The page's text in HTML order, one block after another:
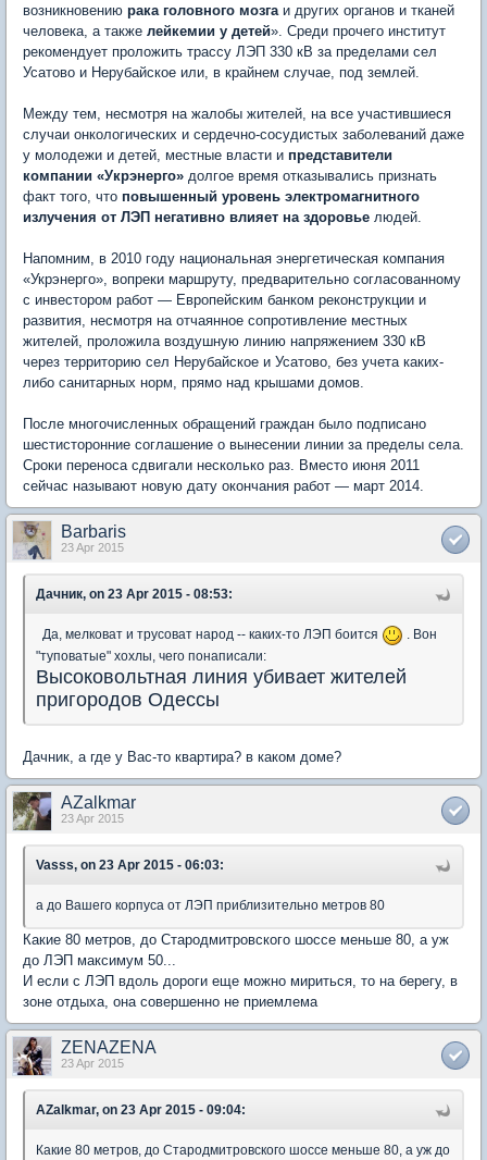
возникновению рака головного мозгаи других органов и тканей
человека, а также лейкемии у детей». Среди прочего институт
рекомендует проложить трассу ЛЭП 330 кВ за пределами сел
Усатово и Нерубайское или, в крайнем случае, под землей.
Между тем, несмотря на жалобы жителей, на все участившиеся
случаи онкологических и сердечно-сосудистых заболеваний даже
у молодежи и детей, местные власти и представители
компании «Укрэнерго» долгое время отказывались признать
факт того, что повышенный уровень электромагнитного
излучения от ЛЭП негативно влияет на здоровье людей.
Напомним, в 2010 году национальная энергетическая компания
«Укрэнерго», вопреки маршруту, предварительно согласованному
с инвестором работ — Европейским банком реконструкции и
развития, несмотря на отчаянное сопротивление местных
жителей, проложила воздушную линию напряжением 330 кВ
через территорию сел Нерубайское и Усатово, без учета каких-
либо санитарных норм, прямо над крышами домов.
После многочисленных обращений граждан было подписано
шестисторонние соглашение о вынесении линии за пределы села.
Сроки переноса сдвигали несколько раз. Вместо июня 2011
сейчас называют новую дату окончания работ — март 2014.
Barbaris
23 Apr 2015
Дачник, on 23 Apr 2015 - 08:53:
Да, мелковат и трусоват народ -- каких-то ЛЭП боится
. Вон
"туповатые" хохлы, чего понаписали:
Высоковольтная линия убивает жителей
пригородов Одессы
Дачник, а где у Вас-то квартира? в каком доме?
AZalkmar
23 Apr 2015
Vasss, on 23 Apr 2015 - 06:03:
а до Вашего корпуса от ЛЭП приблизительно метров 80
Какие 80 метров, до Стародмитровского шоссе меньше 80, а уж
до ЛЭП максимум 50...
И если с ЛЭП вдоль дороги еще можно мириться, то на берегу, в
зоне отдыха, она совершенно не приемлема
ZENAZENA
23 Apr 2015
AZalkmar, on 23 Apr 2015 - 09:04:
Какие 80 метров, до Стародмитровского шоссе меньше 80, а уж до